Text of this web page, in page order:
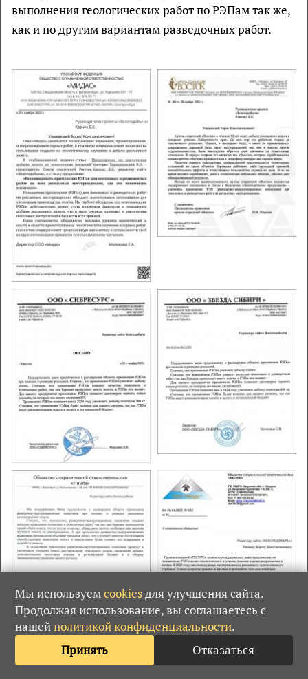
выполнения геологических работ по РЭПам так же,
как и по другим вариантам разведочных работ.
Мы используемcookiesдля улучшения сайта.
Продолжая использование, вы соглашаетесь с
нашейполитикой конфиденциальности.
Принять
Отказаться